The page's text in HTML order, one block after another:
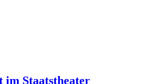
Staatstheater